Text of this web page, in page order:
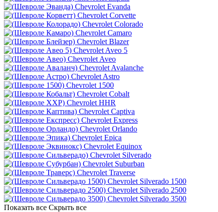
Chevrolet Evanda
Chevrolet Corvette
Chevrolet Colorado
Chevrolet Camaro
Chevrolet Blazer
Chevrolet Aveo 5
Chevrolet Aveo
Chevrolet Avalanche
Chevrolet Astro
Chevrolet 1500
Chevrolet Cobalt
Chevrolet HHR
Chevrolet Captiva
Chevrolet Express
Chevrolet Orlando
Chevrolet Epica
Chevrolet Equinox
Chevrolet Silverado
Chevrolet Suburban
Chevrolet Traverse
Chevrolet Silverado 1500
Chevrolet Silverado 2500
Chevrolet Silverado 3500
Показать все Скрыть все